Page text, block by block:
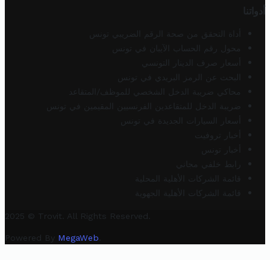
أدواتنا
أداة التحقق من صحة الرقم الضريبي تونس
محول رقم الحساب الآيبان في تونس
أسعار صرف الدينار التونسي
البحث عن الرمز البريدي في تونس
محاكي ضريبة الدخل الشخصي للموظف/المتقاعد
ضريبة الدخل للمتقاعدين الفرنسيين المقيمين في تونس
أسعار السيارات الجديدة في تونس
أخبار تروفيت
أخبار تونس
رابط خلفي مجاني
قائمة الشركات الأهلية المحلية
قائمة الشركات الأهلية الجهوية
2025 © Trovit. All Rights Reserved.
Powered By MegaWeb